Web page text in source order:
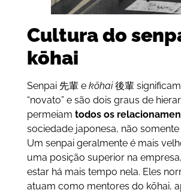
Cultura do
kōhai
Senpai 先輩 e kōhai後輩 significam
“novato” e são dois graus de
permeiam todos os
sociedade japonesa, não
Um senpai geralmente é mais
uma posição superior na
estar há mais tempo nela. Eles
atuam como mentores do kōhai,